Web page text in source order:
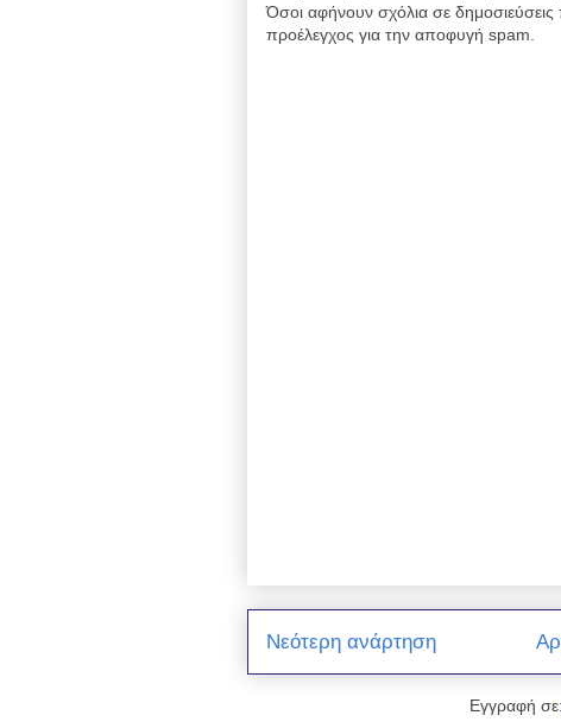
Όσοι αφήνουν σχόλια σε
προέλεγχος για την αποφυγή spam.
Νεότερη ανάρτηση
Εγγραφή σε: